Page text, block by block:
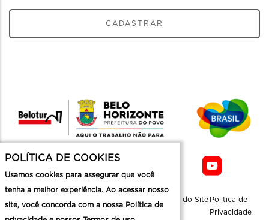
CADASTRAR
Mapa do Site Politica de
Privacidade
POLÍTICA DE COOKIES
Usamos cookies para assegurar que você
tenha a melhor experiência. Ao acessar nosso
site, você concorda com a nossa Política de